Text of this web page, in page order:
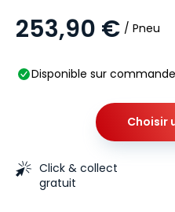
253,90 € / Pneu
Disponible sur commande
Choisir
Click & collect
gratuit